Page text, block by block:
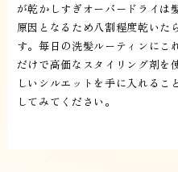
が乾かしすぎオーバードライは
原因となるため八割程度乾いた
す。毎日の洗髪ルーティンにこ
だけで高価なスタイリング剤を
しいシルエットを手に入れるこ
してみてください。